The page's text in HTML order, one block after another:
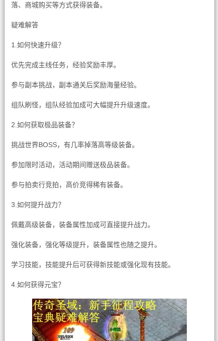
落、商城购买等方式获得装备。
疑难解答
1.如何快速升级？
优先完成主线任务，经验奖励丰厚。
参与副本挑战，副本通关后奖励海量经验。
组队刷怪，组队经验加成可大幅提升升级速度。
2.如何获取极品装备？
挑战世界BOSS，有几率掉落高等级装备。
参加限时活动，活动期间赠送极品装备。
参与拍卖行竞拍，高价竞得稀有装备。
3.如何提升战力？
佩戴高级装备，装备属性加成可直接提升战力。
强化装备，强化等级提升，装备属性也随之提升。
学习技能，技能提升后可获得新技能或强化现有技能。
4.如何获得元宝？